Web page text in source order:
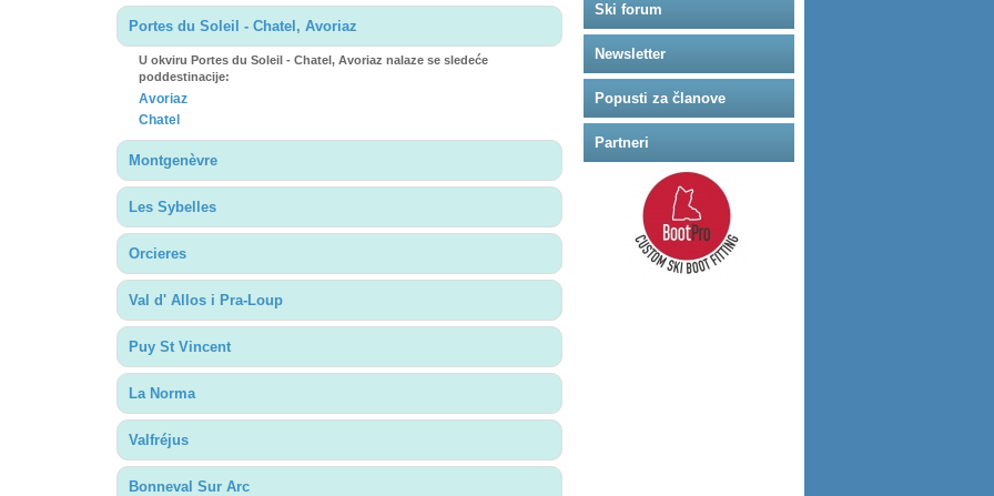
Portes du Soleil - Chatel, Avoriaz
U okviru Portes du Soleil - Chatel, Avoriaz nalaze se sledeće
poddestinacije:
Avoriaz
Chatel
Montgenèvre
Les Sybelles
Orcieres
Val d' Allos i Pra-Loup
Puy St Vincent
La Norma
Valfréjus
Bonneval Sur Arc
Ski forum
Newsletter
Popusti za članove
Partneri